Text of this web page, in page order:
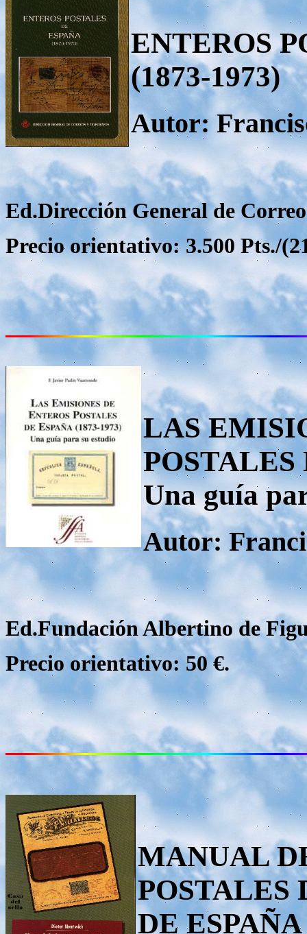
ENTEROS
(1873-1973)
Autor:
Ed.Dirección General de
Precio orientativo: 3.500 Pts./
LAS
POSTALES
Una guía
Autor:
Ed.Fundación Albertino de
Precio orientativo: 50 €.
MANUAL
POSTALES
DE ESPAÑA